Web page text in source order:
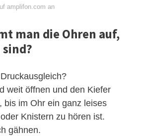
amplifon.com an
man die Ohren auf,
weit öffnen und den Kiefer
bis im Ohr ein ganz leises
Knistern zu hören ist.
gähnen.